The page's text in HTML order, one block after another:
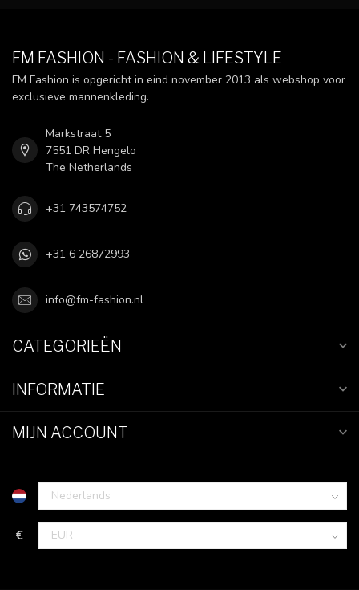
FM FASHION - FASHION & LIFESTYLE
FM Fashion is opgericht in eind november 2013 als webshop voor
exclusieve mannenkleding.
Markstraat 5
7551 DR Hengelo
The Netherlands
+31 743574752
+31 6 26872993
info@fm-fashion.nl
CATEGORIEËN
INFORMATIE
MIJN ACCOUNT
€